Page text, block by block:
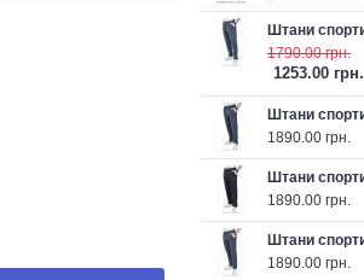
1790.00 грн.
1253.00 грн.
1890.00 грн.
1890.00 грн.
1890.00 грн.